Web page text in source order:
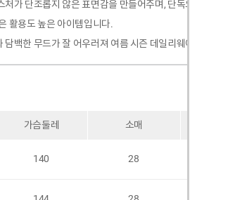
처가 단조롭지 않은 표면감을 만들어주며, 단독으로 입어
활용도 높은 아이템입니다.
담백한 무드가 잘 어우러져 여름 시즌 데일리웨어로 손이
가슴둘레 소매
140 28